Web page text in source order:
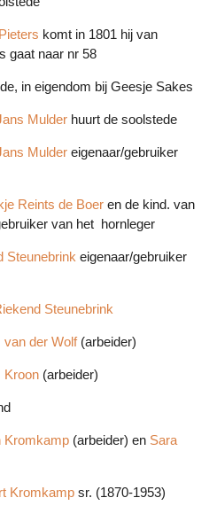
komt in 1801 hij van
gaat naar nr 58
bij Geesje Sakes
Mulder huurt de soolstede
Mulder eigenaar/gebruiker
Reints de Boer en de kind. van
van het hornleger
Steunebrink eigenaar/gebruiker
Steunebrink
van der Wolf(arbeider)
Kroon (arbeider)
Kromkamp (arbeider) en Sara
Kromkamp sr. (1870-1953)